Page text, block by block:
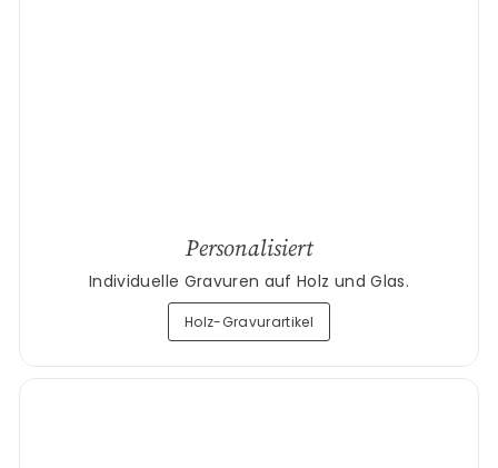
Personalisiert
Individuelle Gravuren auf Holz und Glas.
Holz-Gravurartikel